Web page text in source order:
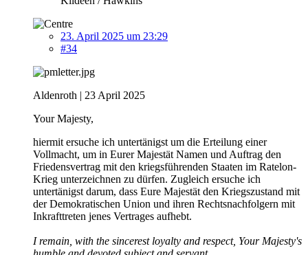
23. April 2025 um 23:29
#34
Aldenroth | 23 April 2025
Your Majesty,
hiermit ersuche ich untertänigst um die Erteilung einer
Vollmacht, um in Eurer Majestät Namen und Auftrag den
Friedensvertrag mit den kriegsführenden Staaten im Ratelon-
Krieg unterzeichnen zu dürfen. Zugleich ersuche ich
untertänigst darum, dass Eure Majestät den Kriegszustand mit
der Demokratischen Union und ihren Rechtsnachfolgern mit
Inkrafttreten jenes Vertrages aufhebt.
I remain, with the sincerest loyalty and respect, Your Majesty's